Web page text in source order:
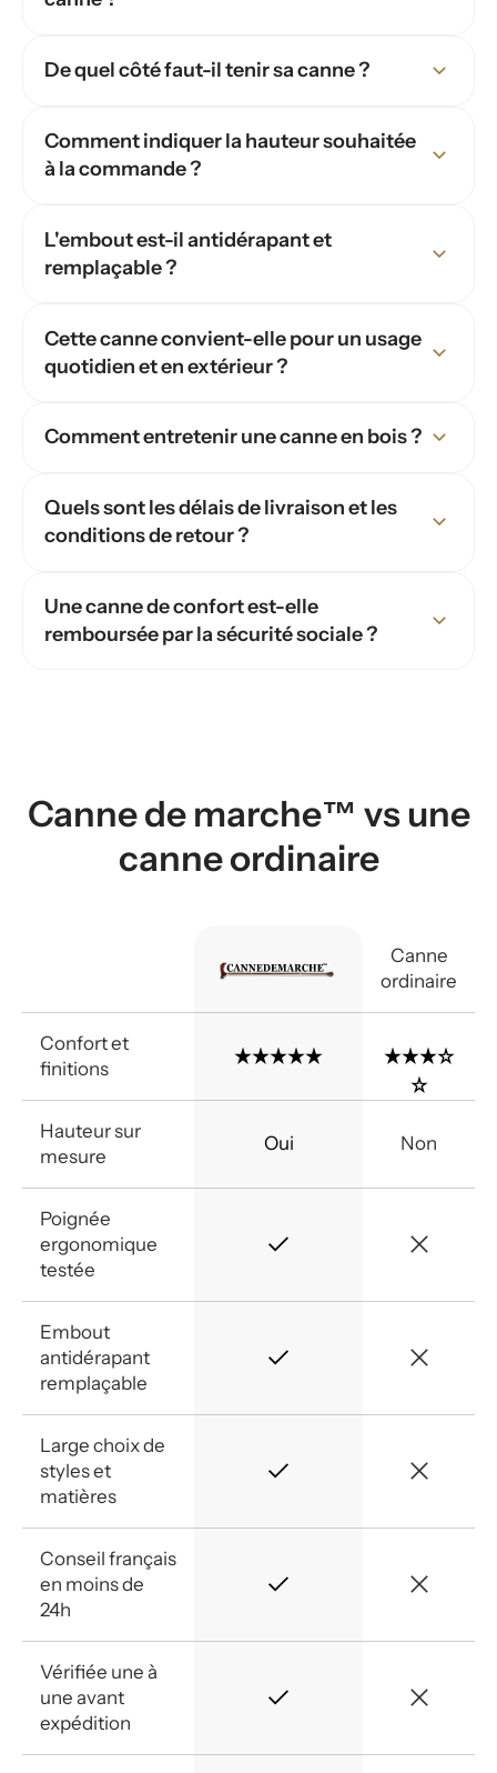
De quel côté faut-il tenir sa canne ?
Comment indiquer la hauteur souhaitée
à la commande ?
L'embout est-il antidérapant et
remplaçable ?
Cette canne convient-elle pour un usage
quotidien et en extérieur ?
Comment entretenir une canne en bois ?
Quels sont les délais de livraison et les
conditions de retour ?
Une canne de confort est-elle
remboursée par la sécurité sociale ?
Canne de marche™ vs une
canne ordinaire
Canne
ordinaire
Confort et
finitions
Hauteur sur
mesure
Oui Non
Poignée
ergonomique
testée
Embout
antidérapant
remplaçable
Large choix de
styles et
matières
Conseil français
en moins de
24h
Vérifiée une à
une avant
expédition